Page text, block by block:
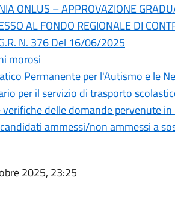
ONLUS – APPROVAZIONE
AL FONDO REGIONALE DI
N. 376 Del 16/06/2025
morosi
Permanente per l'Autismo e le
per il servizio di trasporto
delle domande pervenute in
ammessi/non ammessi a
2025, 23:25